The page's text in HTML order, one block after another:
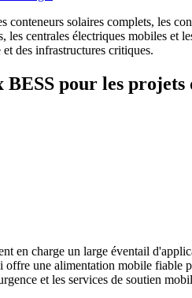
solaires complets, les
les centrales électriques mobiles
des infrastructures critiques.
pour les projets
en charge un large éventail
une alimentation mobile
et les services de soutien